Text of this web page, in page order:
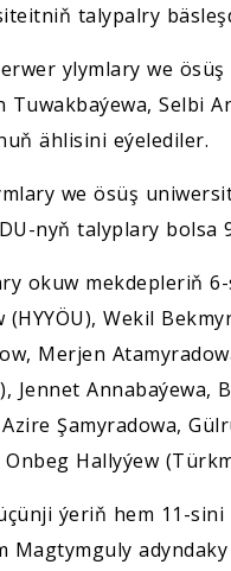
talypalry
ylymlary we
Tuwakbaýewa, Selbi
ählisini eýelediler.
we ösüş
nyň talyplary bolsa
okuw mekdepleriň
(HYYÖU), Wekil
Merjen
Jennet Annabaýewa,
Şamyradowa,
Hallyýew
ýeriň hem 11-
Magtymguly